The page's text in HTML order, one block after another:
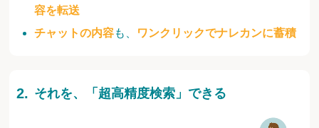
容を転送
チャットの内容も、 ワンクリックでナレカンに蓄積
それを、「超高精度検索」できる